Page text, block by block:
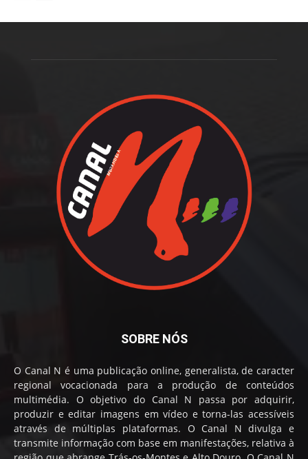
SOBRE NÓS
O Canal N é uma publicação online, generalista, de caracter
regional vocacionada para a produção de conteúdos
multimédia. O objetivo do Canal N passa por adquirir,
produzir e editar imagens em vídeo e torna-las acessíveis
através de múltiplas plataformas. O Canal N divulga e
transmite informação com base em manifestações, relativa à